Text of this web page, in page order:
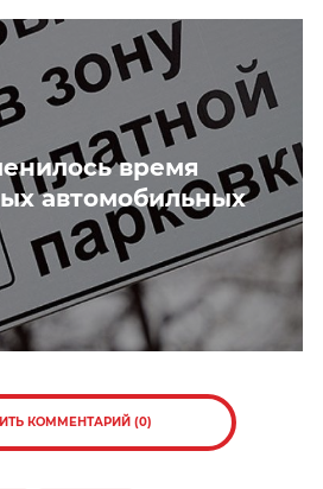
время
автомобильных
КОММЕНТАРИЙ (0)